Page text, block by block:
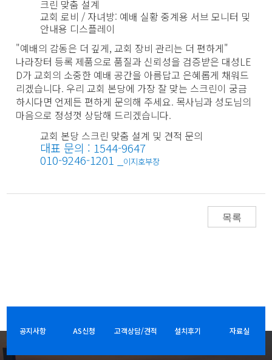
크린 맞춤 설계
교회 로비 / 자녀방: 예배 실황 중계용 서브 모니터 및
안내용 디스플레이
"예배의 감동은 더 깊게, 교회 장비 관리는 더 편하게"
나라장터 등록 제품으로 품질과 신뢰성을 검증받은 대성LE
D가 교회의 소중한 예배 공간을 아름답고 은혜롭게 채워드
리겠습니다. 우리 교회 본당에 가장 잘 맞는 스크린이 궁금
하시다면 언제든 편하게 문의해 주세요. 목사님과 성도님의
마음으로 정성껏 상담해 드리겠습니다.
교회 본당 스크린 맞춤 설계 및 견적 문의
대표 문의 : 1544-9647
010-9246-1201 _ 이지호부장
목록
공지사항 AS신청 고객상담/견적 설치후기 자료실